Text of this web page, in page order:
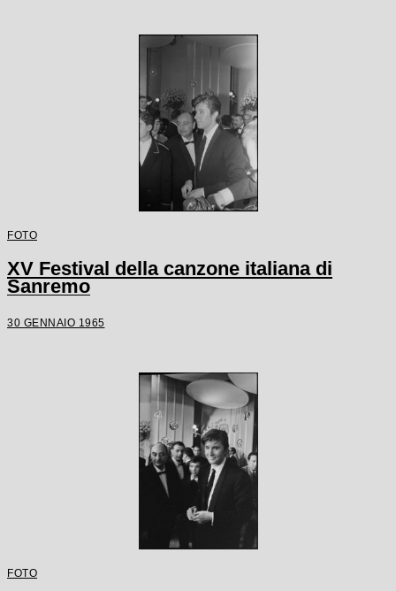
FOTO
XV Festival della canzone italiana di
Sanremo
30 GENNAIO 1965
FOTO